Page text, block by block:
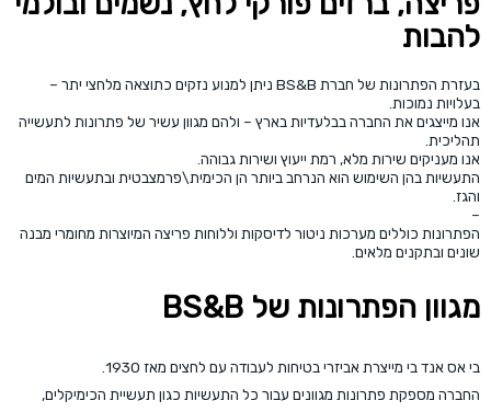
להבות
בעזרת הפתרונות של חברת BS&B ניתן למנוע נזקים כתוצאה מלחצי יתר –
בעלויות נמוכות.
אנו מייצגים את החברה בבלעדיות בארץ – ולהם מגוון עשיר של פתרונות לתעשייה
תהליכית.
אנו מעניקים שירות מלא, רמת ייעוץ ושירות גבוהה.
התעשיות בהן השימוש הוא הנרחב ביותר הן הכימית\פרמצבטית ובתעשיות המים
והגז.
–
הפתרונות כוללים מערכות ניטור לדיסקות וללוחות פריצה המיוצרות מחומרי מבנה
שונים ובתקנים מלאים.
מגוון הפתרונות של BS&B
בי אס אנד בי מייצרת אביזרי בטיחות לעבודה עם לחצים מאז 1930.
החברה מספקת פתרונות מגוונים עבור כל התעשיות כגון תעשיית הכימיקלים,